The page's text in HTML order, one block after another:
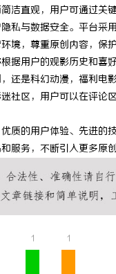
洁直观，用户可通过
私与数据安全。平台
境，尊重原创内容，保
据用户的观影历史和
还是科幻动漫，福利电
社区，用户可以在评
质的用户体验、先进
服务，不断引入更多原
1 1
麻花影视：引领中国喜
创新